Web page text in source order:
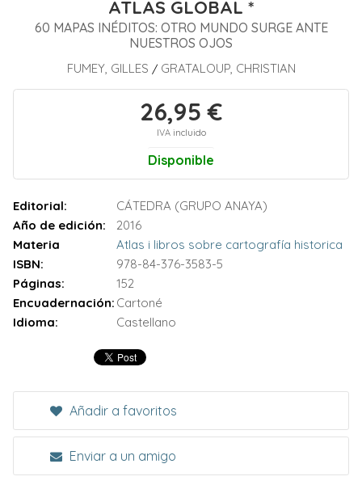
ATLAS GLOBAL *
60 MAPAS INÉDITOS: OTRO MUNDO SURGE ANTE
NUESTROS OJOS
FUMEY, GILLES / GRATALOUP, CHRISTIAN
26,95 €
IVA incluido
Disponible
Editorial:
CÁTEDRA (GRUPO ANAYA)
Año de edición:
2016
Materia
Atlas i libros sobre cartografía historica
ISBN:
978-84-376-3583-5
Páginas:
152
Encuadernación: Cartoné
Idioma:
Castellano
Añadir a favoritos
Enviar a un amigo